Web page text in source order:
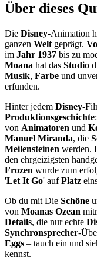
Über dieses
Die Disney-Animation
ganzen Welt geprägt.
im Jahr 1937 bis zu
Moana hat das Studio
Musik, Farbe und
erfunden.
Hinter jedem Disney-
Produktionsgeschichte:
von Animatoren und
Manuel Miranda, die
Meilensteinen werden.
den ehrgeizigsten
Frozen wurde zum
'Let It Go' aufPlatz
Ob du mit Die Schöne
von Moanas Ozean
Details, die nur echte
Synchronsprecher-
Eggs – tauch ein und
kennst.